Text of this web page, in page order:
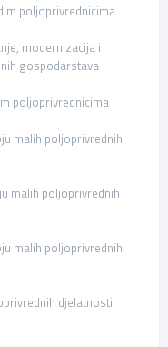
poljoprivrednicima
modernizacija i
gospodarstava
poljoprivrednicima
malih poljoprivrednih
malih poljoprivrednih
malih poljoprivrednih
djelatnosti